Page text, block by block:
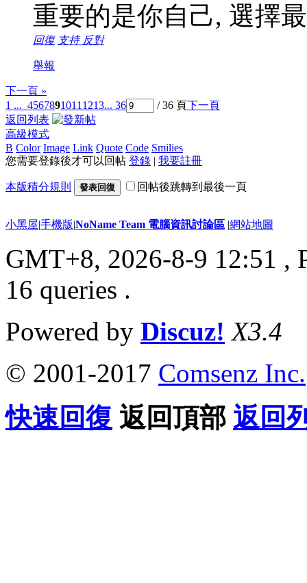
重要的是你自己, 選擇
回復 支持 反對
舉報
下一頁 »
1 ... 4567891011 1213... 36 / 36 頁下一頁
返回列表
高級模式
B Color Image Link Quote Code Smilies
您需要登錄後才可以回帖 登錄 | 我要註冊
本版積分規則 發表回復 回帖後跳轉到最後一頁
小黑屋|手機版|NoName Team 電腦資訊討論區 |網站地圖
GMT+8, 2026-8-9 12:51 ,
16 queries .
Powered by Discuz! X3.4
© 2001-2017 Comsenz Inc.
快速回復 返回頂部 返回